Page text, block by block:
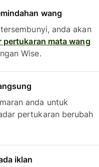
wang
anda akan
pertukaran mata wang
Wise.
anda untuk
pertukaran berubah
iklan